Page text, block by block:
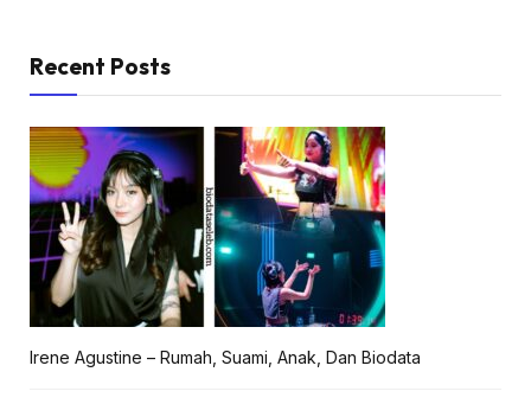
Recent Posts
Irene Agustine – Rumah, Suami, Anak, Dan Biodata